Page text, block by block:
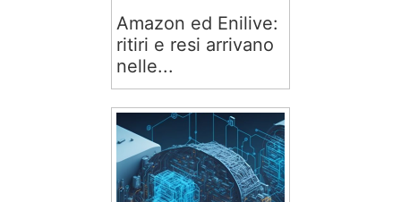
Amazon ed Enilive:
ritiri e resi arrivano
nelle...